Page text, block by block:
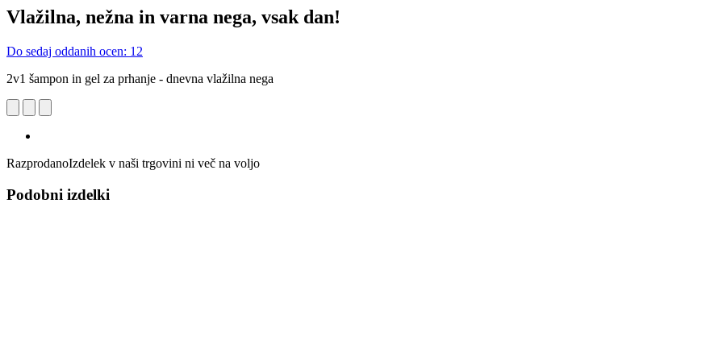
Vlažilna, nežna in varna nega, vsak dan!
Do sedaj oddanih ocen: 12
2v1 šampon in gel za prhanje - dnevna vlažilna nega
RazprodanoIzdelek v naši trgovini ni več na voljo
Podobni izdelki